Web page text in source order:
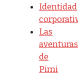
Identidad
Las
aventuras
de
Pimi